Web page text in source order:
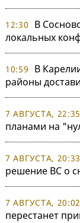
12:30
В
локальных
10:59
В
районы
7 АВГУСТА, 22:35
планами на
7 АВГУСТА, 20:33
решение ВС о
7 АВГУСТА, 20:02
перестанет